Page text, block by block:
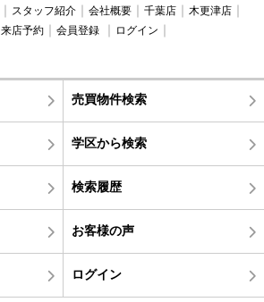
スタッフ紹介 会社概要 千葉店
木更津店
来店予約 会員登録
ログイン
売買物件検索
学区から検索
検索履歴
お客様の声
ログイン